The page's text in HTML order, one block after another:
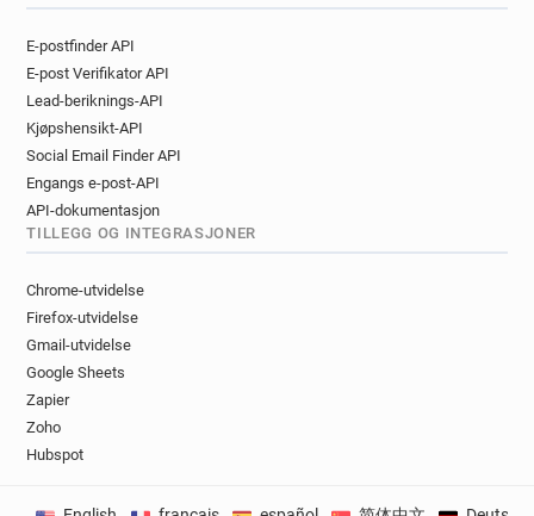
E-postfinder API
E-post Verifikator API
Lead-beriknings-API
Kjøpshensikt-API
Social Email Finder API
Engangs e-post-API
API-dokumentasjon
TILLEGG OG INTEGRASJONER
Chrome-utvidelse
Firefox-utvidelse
Gmail-utvidelse
Google Sheets
Zapier
Zoho
Hubspot